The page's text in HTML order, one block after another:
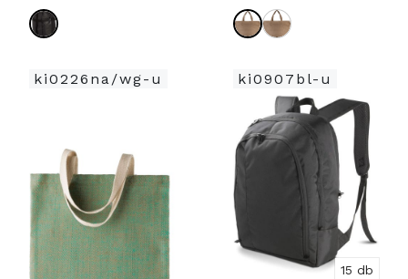
ki0226na/wg-u ki0907bl-u
15 db